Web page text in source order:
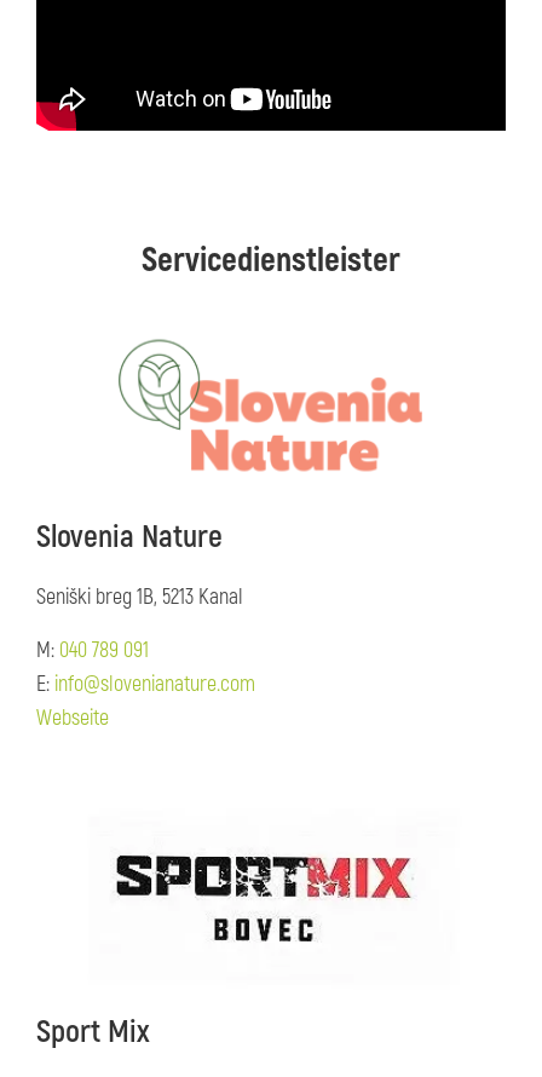
Servicedienstleister
Slovenia Nature
Seniški breg 1B, 5213 Kanal
M: 040 789 091
E: info@slovenianature.com
Webseite
Sport Mix